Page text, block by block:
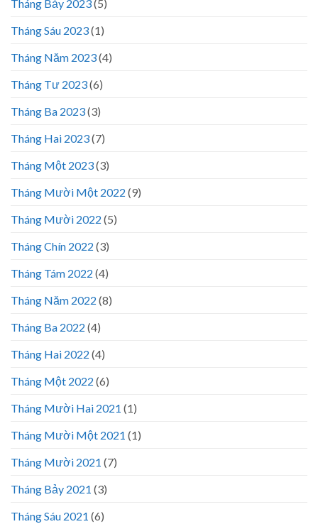
Tháng Bảy 2023(5)
Tháng Sáu 2023(1)
Tháng Năm 2023(4)
Tháng Tư 2023(6)
Tháng Ba 2023(3)
Tháng Hai 2023(7)
Tháng Một 2023(3)
Tháng Mười Một 2022 (9)
Tháng Mười 2022 (5)
Tháng Chín 2022 (3)
Tháng Tám 2022 (4)
Tháng Năm 2022 (8)
Tháng Ba 2022 (4)
Tháng Hai 2022 (4)
Tháng Một 2022 (6)
Tháng Mười Hai 2021 (1)
Tháng Mười Một 2021 (1)
Tháng Mười 2021 (7)
Tháng Bảy 2021 (3)
Tháng Sáu 2021 (6)